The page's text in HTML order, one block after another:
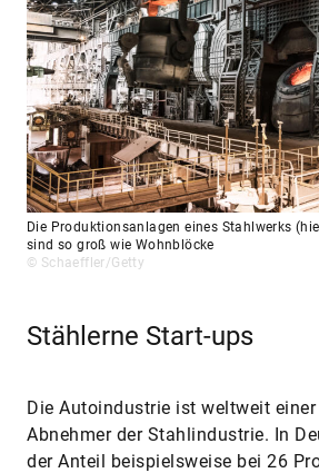
Die Produktionsanlagen eines Stahlwerks
sind so groß wie Wohnblöcke
© Schaeffler/Getty
Stählerne Start-ups
Die Autoindustrie ist weltweit
Abnehmer der Stahlindustrie. In
der Anteil beispielsweise bei 26